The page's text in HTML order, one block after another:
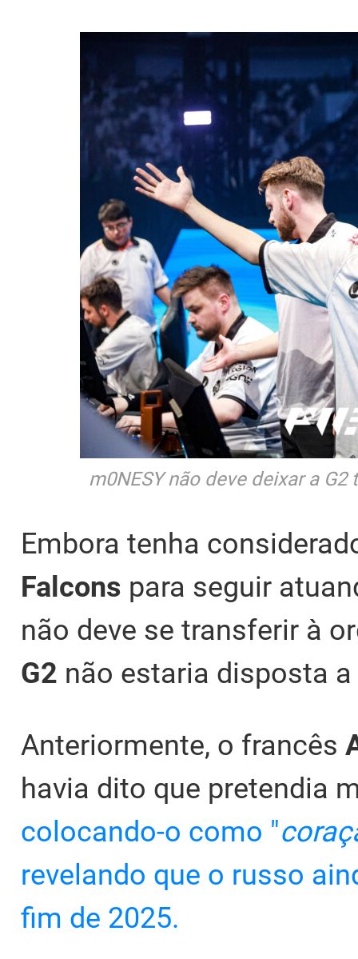
m0NESY não deve deixar a
Embora tenha
Falcons para seguir
não deve se transferir à
G2 não estaria disposta
Anteriormente, o francês
havia dito que pretendia
colocando-o como "
revelando que o russo
fim de 2025.